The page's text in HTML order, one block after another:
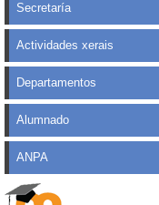
Secretaría
Actividades xerais
Departamentos
Alumnado
ANPA